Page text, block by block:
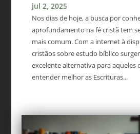
jul 2, 2025
Nos dias de hoje, a busca por
aprofundamento na fé cristã tem
mais comum. Com a internet à
cristãos sobre estudo bíblico
excelente alternativa para aqueles
entender melhor as Escrituras...